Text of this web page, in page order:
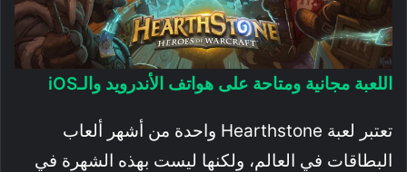
اللعبة مجانية ومتاحة على هواتف الأندرويد والـiOS
تعتبر لعبة Hearthstone واحدة من أشهر ألعاب
البطاقات في العالم، ولكنها ليست بهذه الشهرة في